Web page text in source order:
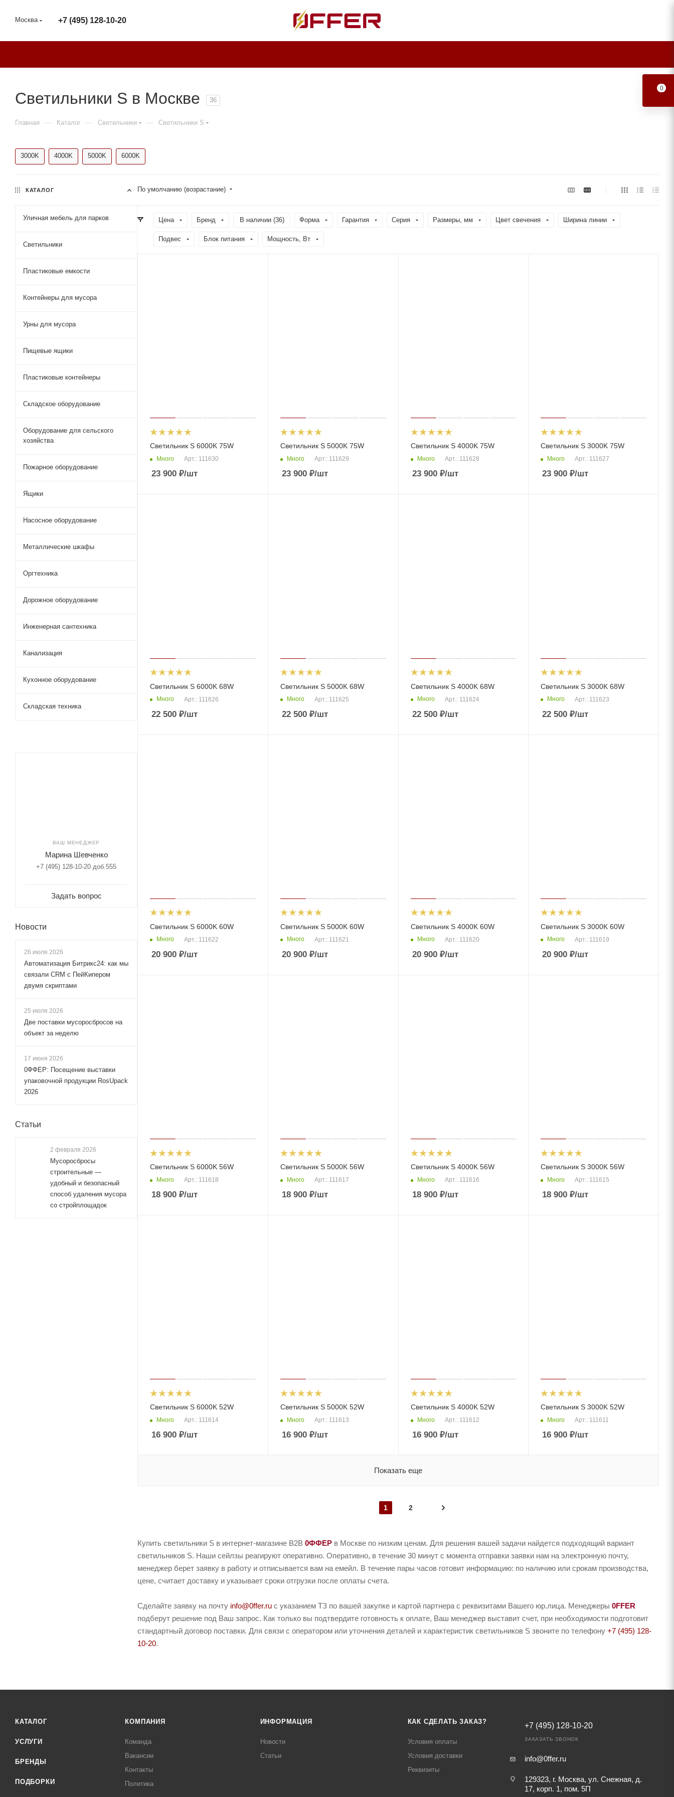
Москва +7 (495) 128-10-20
Светильники S в Москве 36
Главная — Каталог — Светильники — Светильники S
3000K 4000K 5000K 6000K
По умолчанию (возрастание)
Цена Бренд В наличии (36) Форма Гарантия Серия Размеры, мм Цвет свечения Ширина линии
Подвес Блок питания Мощность, Вт
Светильник S 6000K 75W
Много Арт.: 111630
23 900 ₽/шт
Светильник S 5000K 75W
Много Арт.: 111629
23 900₽/шт
Светильник S 4000K 75W
Много Арт.: 111628
23 900₽/шт
Светильник S 3000K 75W
Много Арт.: 111627
23 900 ₽/шт
Светильник S 6000K 68W
Много Арт.: 111626
22 500 ₽/шт
Светильник S 5000K 68W
Много Арт.: 111625
22 500₽/шт
Светильник S 4000K 68W
Много Арт.: 111624
22 500₽/шт
Светильник S 3000K 68W
Много Арт.: 111623
22 500 ₽/шт
Светильник S 6000K 60W
Много Арт.: 111622
20 900 ₽/шт
Светильник S 5000K 60W
Много Арт.: 111621
20 900₽/шт
Светильник S 4000K 60W
Много Арт.: 111620
20 900₽/шт
Светильник S 3000K 60W
Много Арт.: 111619
20 900 ₽/шт
Светильник S 6000K 56W
Много Арт.: 111618
18 900 ₽/шт
Светильник S 5000K 56W
Много Арт.: 111617
18 900₽/шт
Светильник S 4000K 56W
Много Арт.: 111616
18 900₽/шт
Светильник S 3000K 56W
Много Арт.: 111615
18 900 ₽/шт
Светильник S 6000K 52W
Много Арт.: 111614
16 900 ₽/шт
Светильник S 5000K 52W
Много Арт.: 111613
16 900₽/шт
Светильник S 4000K 52W
Много Арт.: 111612
16 900₽/шт
Светильник S 3000K 52W
Много Арт.: 111611
16 900 ₽/шт
Показать еще
1 2
Купить светильники S в интернет-магазине B2B 0ФФЕР в Москве по низким ценам. Для решения вашей задачи найдется подходящий вариант
светильников S. Наши сейлзы реагируют оперативно. Оперативно, в течение 30 минут с момента отправки заявки нам на электронную почту,
менеджер берет заявку в работу и отписывается вам на емейл. В течение пары часов готовит информацию: по наличию или срокам производства,
цене, считает доставку и указывает сроки отгрузки после оплаты счета.
Сделайте заявку на почту info@0ffer.ru с указанием ТЗ по вашей закупке и картой партнера с реквизитами Вашего юр.лица. Менеджеры 0FFER
подберут решение под Ваш запрос. Как только вы подтвердите готовность к оплате, Ваш менеджер выставит счет, при необходимости подготовит
стандартный договор поставки. Для связи с оператором или уточнения деталей и характеристик светильников S звоните по телефону +7 (495) 128-
10-20.
КАТАЛОГ
Уличная мебель для парков
Светильники
Пластиковые емкости
Контейнеры для мусора
Урны для мусора
Пищевые ящики
Пластиковые контейнеры
Складское оборудование
Оборудование для сельского
хозяйства
Пожарное оборудование
Ящики
Насосное оборудование
Металлические шкафы
Оргтехника
Дорожное оборудование
Инженерная сантехника
Канализация
Кухонное оборудование
Складская техника
ВАШ МЕНЕДЖЕР
Марина Шевченко
+7 (495) 128-10-20 доб.555
Задать вопрос
Новости
26 июля 2026
Автоматизация Битрикс24: как мы
связали CRM с ПейКипером
двумя скриптами
25 июля 2026
Две поставки мусоросбросов на
объект за неделю
17 июня 2026
0ФФЕР: Посещение выставки
упаковочной продукции RosUpack
2026
Статьи
2 февраля 2026
Мусоросбросы
строительные —
удобный и безопасный
способ удаления мусора
со стройплощадок
КАТАЛОГ
УСЛУГИ
БРЕНДЫ
ПОДБОРКИ
КОМПАНИЯ
Команда
Вакансии
Контакты
Политика
ИНФОРМАЦИЯ
Новости
Статьи
КАК СДЕЛАТЬ ЗАКАЗ?
Условия оплаты
Условия доставки
Реквизиты
+7 (495) 128-10-20
ЗАКАЗАТЬ ЗВОНОК
info@0ffer.ru
129323, г. Москва, ул. Снежная, д.
17, корп. 1, пом. 5П
0